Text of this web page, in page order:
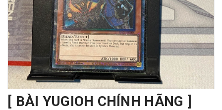
[ BÀI YUGIOH CHÍNH HÃNG ]